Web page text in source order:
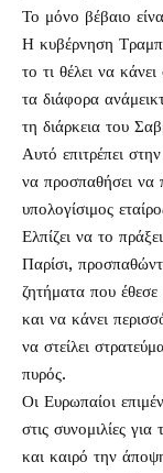
Το μόνο βέβαιο
Η κυβέρνηση Τραμπ
το τι θέλει να
τα διάφορα
τη διάρκεια του
Αυτό επιτρέπει
να προσπαθήσει να
υπολογίσιμος
Ελπίζει να το
Παρίσι,
ζητήματα που
και να κάνει
να στείλει
πυρός.
Οι Ευρωπαίοι
στις συνομιλίες
και καιρό την